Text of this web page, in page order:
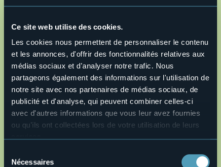
Ce site web utilise des cookies.
Les cookies nous permettent de personnaliser le contenu
et les annonces, d'offrir des fonctionnalités relatives aux
médias sociaux et d'analyser notre trafic. Nous
partageons également des informations sur l'utilisation de
notre site avec nos partenaires de médias sociaux, de
publicité et d'analyse, qui peuvent combiner celles-ci
avec d'autres informations que vous leur avez fournies
ou qu'ils ont collectées lors de votre utilisation de leurs
manière de les gérer et de les supprimer,
cliquez ici
Nécessaires
Live
Très beau temps 22,7°
28838 - Stresa (VB)